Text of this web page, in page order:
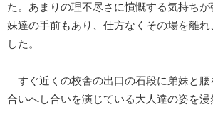
た。あまりの理不尽さに憤慨する気持ち
妹達の手前もあり、仕方なくその場を離
した。
すぐ近くの校舎の出口の石段に弟妹と腰
合いへし合いを演じている大人達の姿を漫